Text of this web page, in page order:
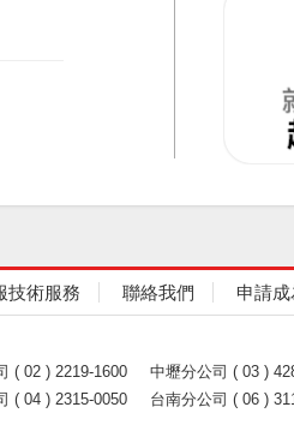
技術服務 聯絡我們 申請
( 02 ) 2219-1600 中壢分公司 ( 03 )
( 04 ) 2315-0050
台南分公司 ( 06 )